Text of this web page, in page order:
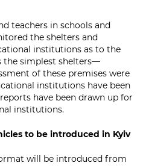
teachers in schools and
the shelters and
institutions as to the
the simplest shelters—
of these premises were
institutions have been
have been drawn up for
institutions.
to be introduced in Kyiv
will be introduced from